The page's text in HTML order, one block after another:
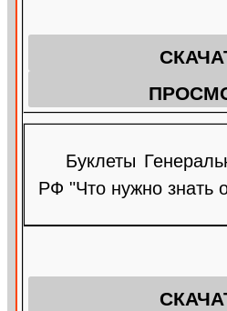
Буклеты
РФ "Что нужно знать